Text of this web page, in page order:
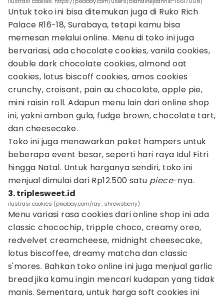
Untuk toko ini bisa ditemukan juga di Ruko Rich
Palace R16-18, Surabaya, tetapi kamu bisa
memesan melalui online. Menu di toko ini juga
bervariasi, ada chocolate cookies, vanila cookies,
double dark chocolate cookies, almond oat
cookies, lotus biscoff cookies, amos cookies
crunchy, croisant, pain au chocolate, apple pie,
mini raisin roll. Adapun menu lain dari online shop
ini, yakni ambon gula, fudge brown, chocolate tart,
dan cheesecake.
Toko ini juga menawarkan paket hampers untuk
beberapa event besar, seperti hari raya Idul Fitri
hingga Natal. Untuk harganya sendiri, toko ini
menjual dimulai dari Rp12.500 satu piece-nya.
3. triplesweet.id
ilustrasi cookies (pixabay.com/ray_shrewsberry)
Menu variasi rasa cookies dari online shop ini ada
classic chocochip, tripple choco, creamy oreo,
redvelvet creamcheese, midnight cheesecake,
lotus biscoffee, dreamy matcha dan classic
s'mores. Bahkan toko online ini juga menjual garlic
bread jika kamu ingin mencari kudapan yang tidak
manis. Sementara, untuk harga soft cookies ini